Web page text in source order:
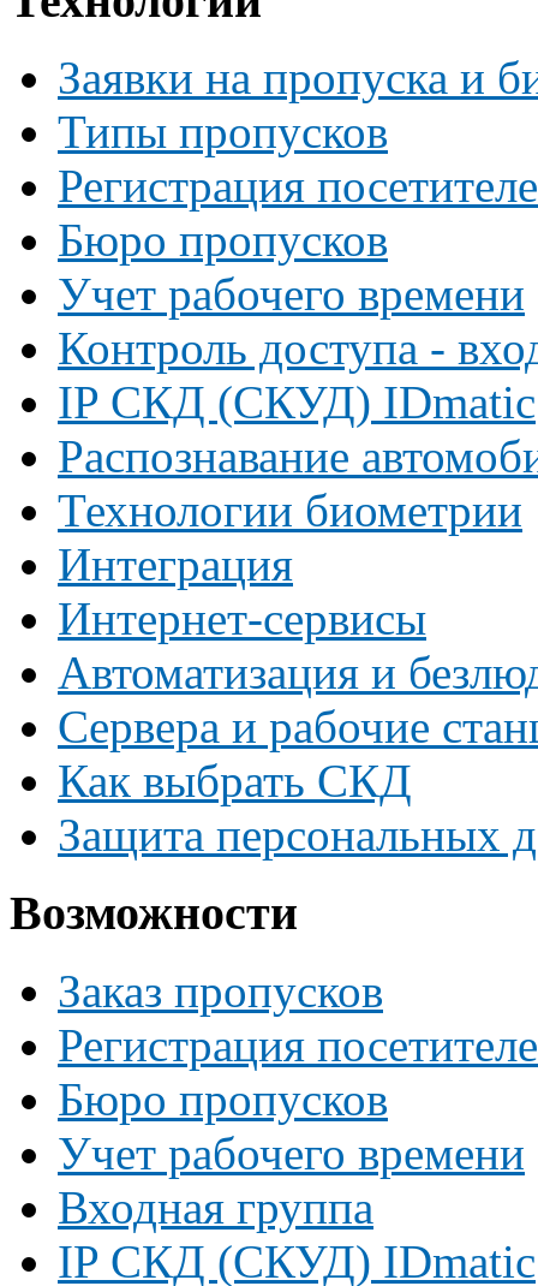
Заявки на пропуска и
Типы пропусков
Регистрация
Бюро пропусков
Учет рабочего времени
Контроль доступа -
IP СКД (СКУД) IDmatic
Распознавание
Технологии биометрии
Интеграция
Интернет-сервисы
Автоматизация и
Сервера и рабочие
Как выбрать СКД
Защита персональных
Возможности
Заказ пропусков
Регистрация
Бюро пропусков
Учет рабочего времени
Входная группа
IP СКД (СКУД) IDmatic